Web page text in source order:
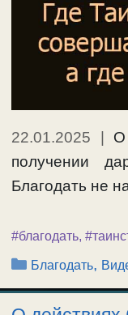
22.01.2025 | О
получении
Благодать не
#благодать,
Рубрики
Благодать,